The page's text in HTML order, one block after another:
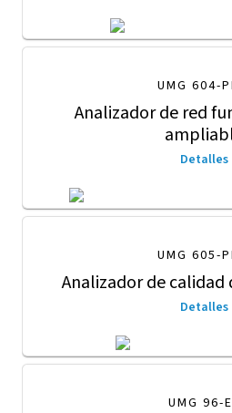
UMG 604-
Analizador de red
Detalles
UMG 605-
Analizador de calidad
Detalles
UMG 96-